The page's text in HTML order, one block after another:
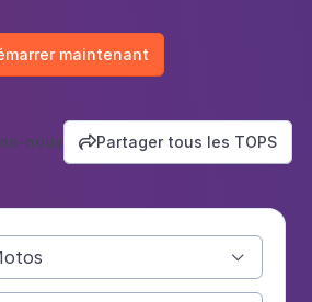
maintenant
nous Partager tous les TOPS
